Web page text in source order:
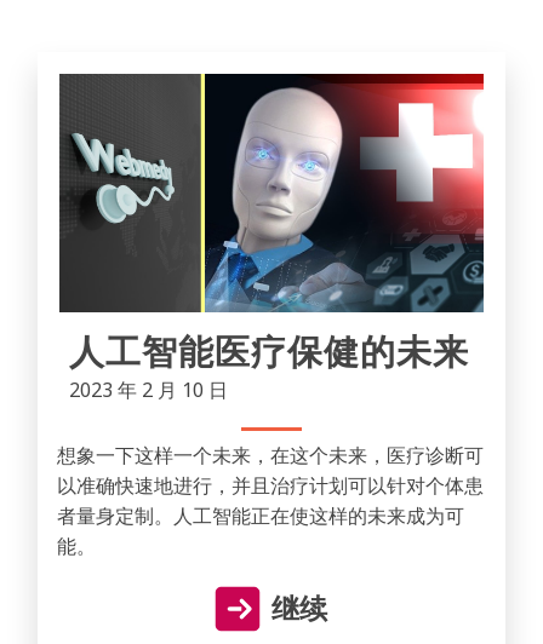
人工智能医疗保健的未来
2023 年 2 月 10 日
想象一下这样一个未来，在这个未来，医疗诊断可
以准确快速地进行，并且治疗计划可以针对个体患
者量身定制。人工智能正在使这样的未来成为可
能。
继续